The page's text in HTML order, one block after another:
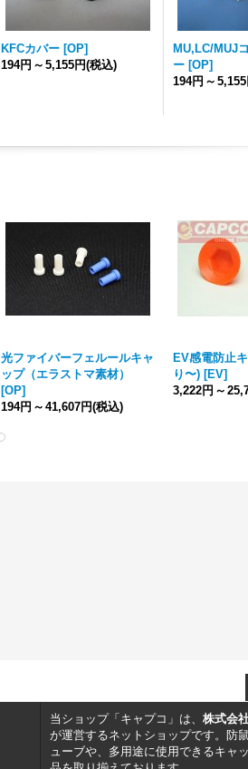
KFCカバー [OP]
194円 ～ 5,155円(税込)
MU,LC/MUJ
ー [OP]
194円 ～ 5,155
光ファイバーフェルールキャ
ップ（エラストマ素材）
[OP]
194円 ～ 41,607円(税込)
EV感電防止
り〜) [EV]
3,222円 ～
当ショップ「キャプコ」は、 株式会
が運営するネットショップです。防
ューブや、多用途に使用できるキャ